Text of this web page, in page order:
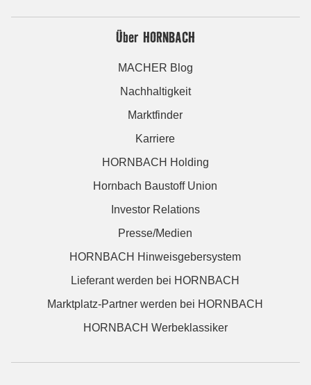
Über HORNBACH
MACHER Blog
Nachhaltigkeit
Marktfinder
Karriere
HORNBACH Holding
Hornbach Baustoff Union
Investor Relations
Presse/Medien
HORNBACH Hinweisgebersystem
Lieferant werden bei HORNBACH
Marktplatz-Partner werden bei HORNBACH
HORNBACH Werbeklassiker